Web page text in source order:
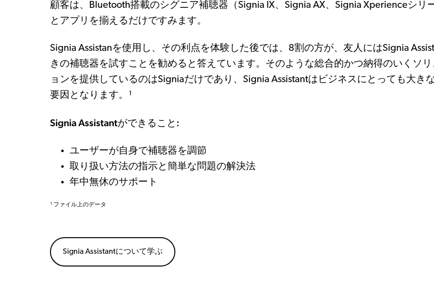
顧客は、Bluetooth搭載のシグニア補聴器（Signia IX、Signia AX、Signia Xperienceシリ
とアプリを揃えるだけですみます。
Signia Assistanを使用し、その利点を体験した後では、8割の方が、友人にはSignia
きの補聴器を試すことを勧めると答えています。そのような総合的かつ納得のいくソリ
ョンを提供しているのはSigniaだけであり、Signia Assistantはビジネスにとっても大き
要因となります。¹
Signia Assistantができること:
ユーザーが自身で補聴器を調節
取り扱い方法の指示と簡単な問題の解決法
年中無休のサポート
¹ ファイル上のデータ
Signia Assistantについて学ぶ